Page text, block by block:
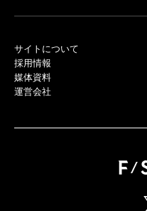
サイトについて
採用情報
媒体資料
運営会社